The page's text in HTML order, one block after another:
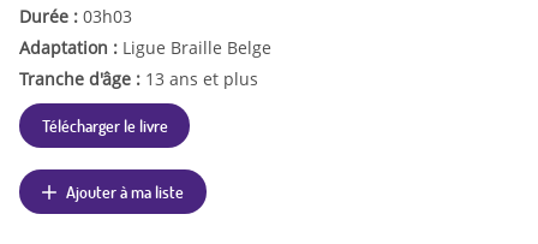
Durée : 03h03
Adaptation : Ligue Braille Belge
Tranche d'âge : 13 ans et plus
Télécharger le livre
Ajouter à ma liste